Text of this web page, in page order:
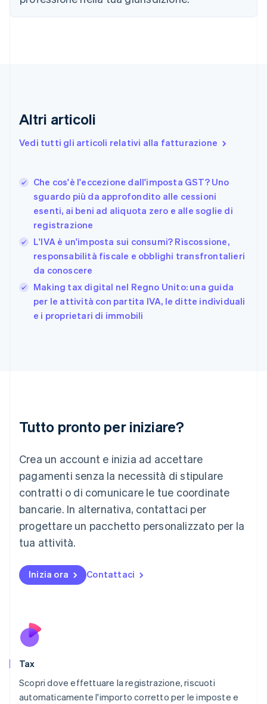
Altri articoli
Vedi tutti gli articoli relativi alla fatturazione
Che cos'è l'eccezione dall'imposta GST? Uno
sguardo più da approfondito alle cessioni
esenti, ai beni ad aliquota zero e alle soglie di
registrazione
L'IVA è un'imposta sui consumi? Riscossione,
responsabilità fiscale e obblighi transfrontalieri
da conoscere
Making tax digital nel Regno Unito: una guida
per le attività con partita IVA, le ditte individuali
e i proprietari di immobili
Tutto pronto per iniziare?
Crea un account e inizia ad accettare
pagamenti senza la necessità di stipulare
contratti o di comunicare le tue coordinate
bancarie. In alternativa, contattaci per
progettare un pacchetto personalizzato per la
tua attività.
Inizia ora Contattaci
Tax
Scopri dove effettuare la registrazione, riscuoti
automaticamente l'importo corretto per le imposte e
PortuguêsEnglish
Bulgaria
EnglishItaliano
English
Estonia
English
Finlandia
EnglishSvenska
Français English
Germania
DeutschEnglish
Giappone
English
Gibilterra
English
Lettonia
English
DeutschEnglish
Lituania
Français DeutschEnglish
Malaysia
English 简体中文
Malta
Messico
EspañolEnglish
English
Paesi Bassi
English
Portogallo